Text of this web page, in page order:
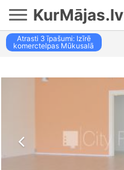
KurMājas.lv
Atrasti 3 īpašumi: Izīrē
komerctelpas Mūkusalā